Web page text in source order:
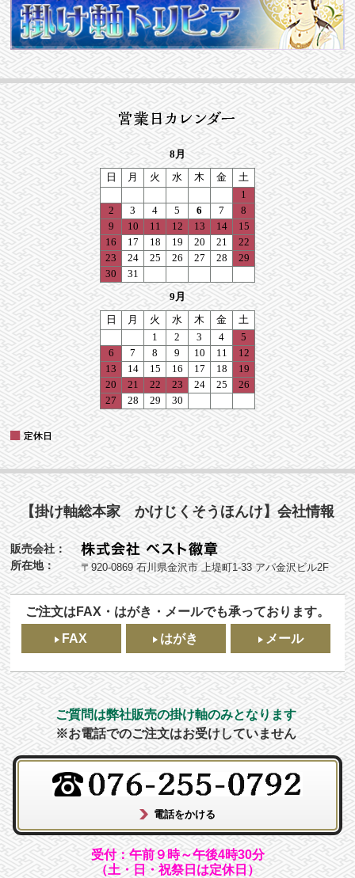
【掛け軸総本家 かけじくそうほんけ】会社情報
販売会社：
所在地：
〒920-0869 石川県金沢市 上堤町1-33 アパ金沢ビル2F
ご注文はFAX・はがき・メールでも承っております。
FAX
はがき メール
ご質問は弊社販売の掛け軸のみとなります
※お電話でのご注文はお受けしていません
受付：午前９時～午後4時30分
（土・日・祝祭日は定休日）